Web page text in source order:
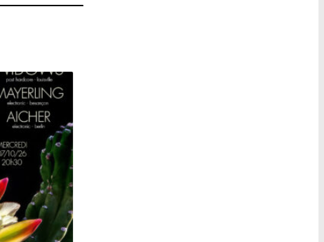
YOUNG WIDOWS + MAYERLING + AICHER